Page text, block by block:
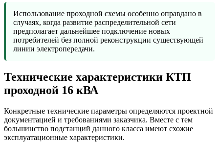
Использование проходной схемы особенно оправдано в
случаях, когда развитие распределительной сети
предполагает дальнейшее подключение новых
потребителей без полной реконструкции существующей
линии электропередачи.
Технические характеристики КТП
проходной 16 кВА
Конкретные технические параметры определяются проектной
документацией и требованиями заказчика. Вместе с тем
большинство подстанций данного класса имеют схожие
эксплуатационные характеристики.